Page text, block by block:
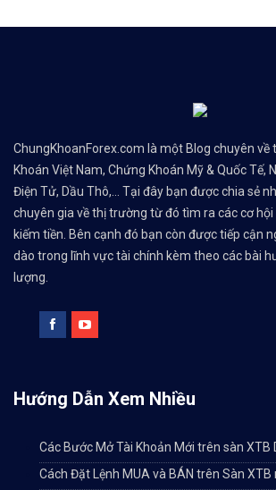
ChungKhoanForex.com là một Blog chuyên về
Khoán Việt Nam, Chứng Khoán Mỹ & Quốc Tế,
Điện Tử, Dầu Thô,... Tại đây bạn được chia sẻ
chuyên gia về thị trường từ đó tìm ra các cơ hội
kiếm tiền. Bên cạnh đó bạn còn được tiếp cận
dào trong lĩnh vực tài chính kèm theo các bài
lượng.
Hướng Dẫn Xem Nhiều
Các Bước Mở Tài Khoản Mới trên sàn XTB
Cách Đặt Lệnh MUA và BÁN trên Sàn